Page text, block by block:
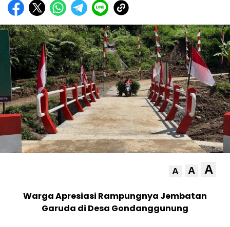
A A A
Warga Apresiasi Rampungnya Jembatan
Garuda di Desa Gondanggunung